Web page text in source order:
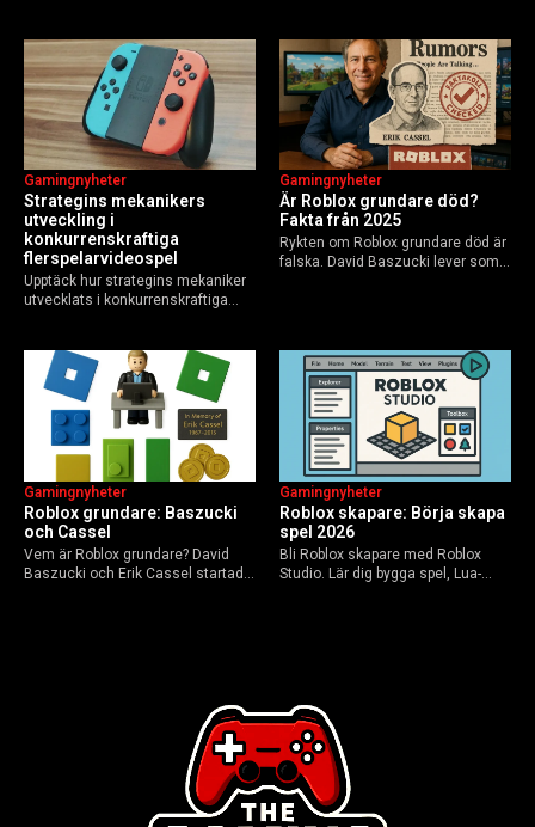
Guide för nybörjare och
yrkesverksamma som vill bygga…
användare 2025, och vad som
händer inför 2026.
Strategins mekanikers
utveckling i
konkurrenskraftiga
flerspelarvideospel
Gamingnyheter
Upptäck hur strategins mekaniker
utvecklats i konkurrenskraftiga
AI-drivna innovationer.
Är Roblox grundare död?
Fakta från 2025
Gamingnyheter
Rykten om Roblox grundare död är
falska. David Baszucki lever som
Roblox grundare: Baszucki
och Cassel
Gamingnyheter
Vem är Roblox grundare? David
Baszucki och Erik Cassel startade
Roblox skapare: Börja skapa
spel 2026
Gamingnyheter
Bli Roblox skapare med Roblox
Studio. Lär dig bygga spel, Lua-